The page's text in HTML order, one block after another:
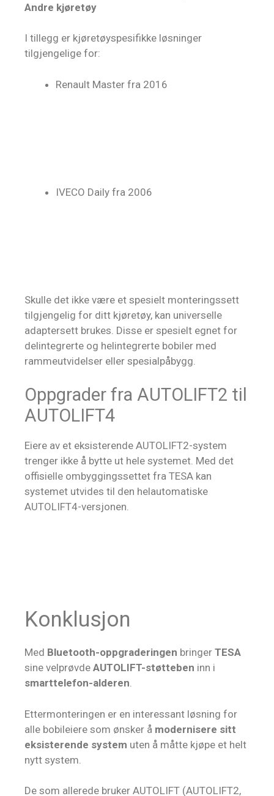
Andre kjøretøy
I tillegg er kjøretøyspesifikke løsninger
tilgjengelige for:
Renault Master fra 2016
IVECO Daily fra 2006
Skulle det ikke være et spesielt monteringssett
tilgjengelig for ditt kjøretøy, kan universelle
adaptersett brukes. Disse er spesielt egnet for
delintegrerte og helintegrerte bobiler med
rammeutvidelser eller spesialpåbygg.
Oppgrader fra AUTOLIFT2 til
AUTOLIFT4
Eiere av et eksisterende AUTOLIFT2-system
trenger ikke å bytte ut hele systemet. Med det
offisielle ombyggingssettet fra TESA kan
systemet utvides til den helautomatiske
AUTOLIFT4-versjonen.
Konklusjon
Med Bluetooth-oppgraderingen bringer TESA
sine velprøvde AUTOLIFT-støtteben inn i
smarttelefon-alderen.
Ettermonteringen er en interessant løsning for
alle bobileiere som ønsker å modernisere sitt
eksisterende system uten å måtte kjøpe et helt
nytt system.
De som allerede bruker AUTOLIFT (AUTOLIFT2,